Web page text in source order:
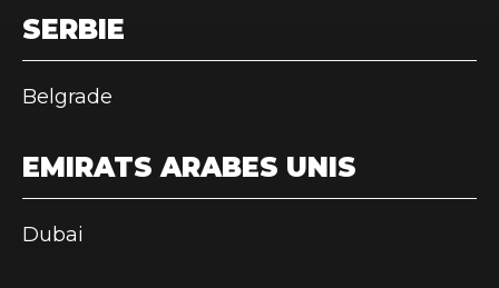
SERBIE
Belgrade
EMIRATS ARABES UNIS
Dubai